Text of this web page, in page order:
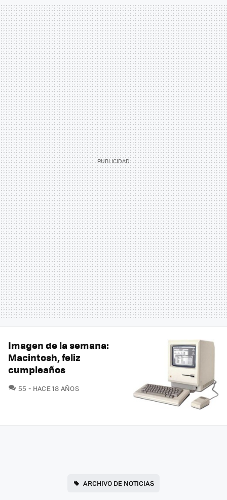
Imagen de la semana:
Macintosh, feliz
cumpleaños
55 COMENTARIOS
HACE 18 AÑOS
ARCHIVO DE NOTICIAS